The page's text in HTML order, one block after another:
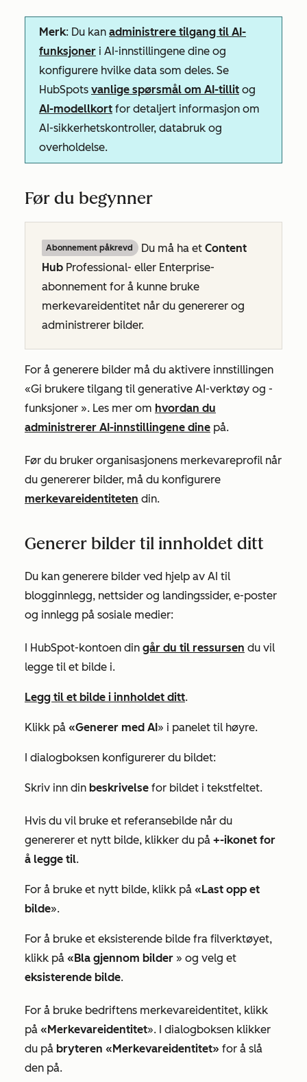
Merk: Du kan administrere tilgang til AI-
funksjoner i AI-innstillingene dine og
konfigurere hvilke data som deles. Se
HubSpots vanlige spørsmål om AI-tillit og
AI-modellkort for detaljert informasjon om
AI-sikkerhetskontroller, databruk og
overholdelse.
Før du begynner
Abonnement påkrevd Du må ha et Content
Hub Professional- eller Enterprise-
abonnement for å kunne bruke
merkevareidentitet når du genererer og
administrerer bilder.
For å generere bilder må du aktivere innstillingen
«Gi brukere tilgang til generative AI-verktøy og -
funksjoner ». Les mer om hvordan du
administrerer AI-innstillingene dine på.
Før du bruker organisasjonens merkevareprofil når
du genererer bilder, må du konfigurere
merkevareidentiteten din.
Generer bilder til innholdet ditt
Du kan generere bilder ved hjelp av AI til
blogginnlegg, nettsider og landingssider, e-poster
og innlegg på sosiale medier:
I HubSpot-kontoen din går du til ressursen du vil
legge til et bilde i.
Legg til et bilde i innholdet ditt.
Klikk på «Generer med AI» i panelet til høyre.
I dialogboksen konfigurerer du bildet:
Skriv inn din beskrivelse for bildet i tekstfeltet.
Hvis du vil bruke et referansebilde når du
genererer et nytt bilde, klikker du på +-ikonet for
å legge til.
For å bruke et nytt bilde, klikk på «Last opp et
bilde».
For å bruke et eksisterende bilde fra filverktøyet,
klikk på «Bla gjennom bilder » og velg et
eksisterende bilde.
For å bruke bedriftens merkevareidentitet, klikk
på «Merkevareidentitet». I dialogboksen klikker
du på bryteren «Merkevareidentitet» for å slå
den på.